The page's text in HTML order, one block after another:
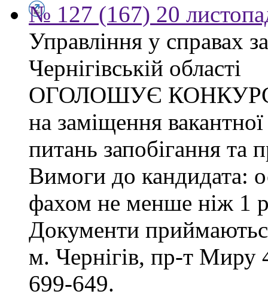
№ 127 (167) 20
Управління у справах
Чернігівській області
ОГОЛОШУЄ
на заміщення
питань запобігання та
Вимоги до кандидата:
фахом не менше ніж 1
Документи
м. Чернігів, пр-т Миру
699-649.